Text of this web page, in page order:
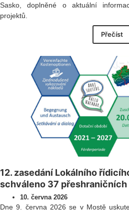
Sasko, doplněné o aktuální
projektů.
Přečíst
12. zasedání Lokálního
schváleno 37
10. června 2026
Dne 9. června 2026 se v Mostě